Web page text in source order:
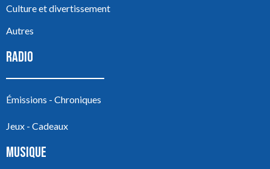
Culture et divertissement
Autres
RADIO
Émissions - Chroniques
Jeux - Cadeaux
MUSIQUE